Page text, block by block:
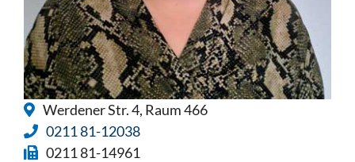
Werdener Str. 4, Raum 466
0211 81-12038
0211 81-14961